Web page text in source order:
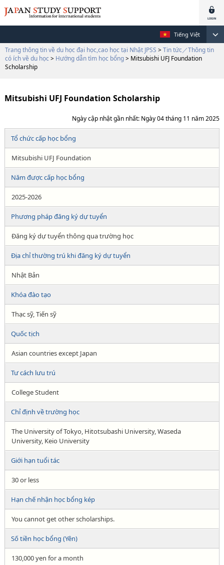
Tiếng Việt
Trang thông tin về du học đại học,cao học tại Nhật JPSS > Tin tức／Thông tin
có ích về du học > Hướng dẫn tìm học bổng> Mitsubishi UFJ Foundation
Scholarship
Mitsubishi UFJ Foundation Scholarship
Ngày cập nhật gần nhất: Ngày 04 tháng 11 năm 2025
Tổ chức cấp học bổng
Mitsubishi UFJ Foundation
Năm được cấp học bổng
2025-2026
Phương pháp đăng ký dự tuyển
Đăng ký dự tuyển thông qua trường học
Địa chỉ thường trú khi đăng ký dự tuyển
Nhật Bản
Khóa đào tạo
Thạc sỹ, Tiến sỹ
Quốc tịch
Asian countries except Japan
Tư cách lưu trú
College Student
Chỉ định về trường học
The University of Tokyo, Hitotsubashi University, Waseda
University, Keio University
Giới hạn tuổi tác
30 or less
Hạn chế nhận học bổng kép
You cannot get other scholarships.
Số tiền học bổng (Yên)
130,000 yen for a month